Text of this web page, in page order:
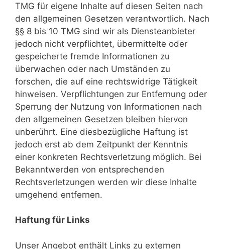
TMG für eigene Inhalte auf diesen Seiten nach
den allgemeinen Gesetzen verantwortlich. Nach
§§ 8 bis 10 TMG sind wir als Diensteanbieter
jedoch nicht verpflichtet, übermittelte oder
gespeicherte fremde Informationen zu
überwachen oder nach Umständen zu
forschen, die auf eine rechtswidrige Tätigkeit
hinweisen. Verpflichtungen zur Entfernung oder
Sperrung der Nutzung von Informationen nach
den allgemeinen Gesetzen bleiben hiervon
unberührt. Eine diesbezügliche Haftung ist
jedoch erst ab dem Zeitpunkt der Kenntnis
einer konkreten Rechtsverletzung möglich. Bei
Bekanntwerden von entsprechenden
Rechtsverletzungen werden wir diese Inhalte
umgehend entfernen.
Haftung für Links
Unser Angebot enthält Links zu externen